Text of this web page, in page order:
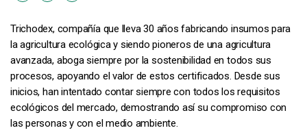
Trichodex, compañía que lleva 30 años fabricando insumos para
la agricultura ecológica y siendo pioneros de una agricultura
avanzada, aboga siempre por la sostenibilidad en todos sus
procesos, apoyando el valor de estos certificados. Desde sus
inicios, han intentado contar siempre con todos los requisitos
ecológicos del mercado, demostrando así su compromiso con
las personas y con el medio ambiente.